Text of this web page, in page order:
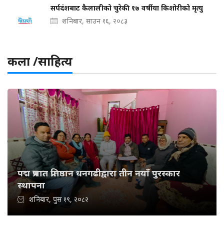
सर्पदंशबाट कैलालीको चुरेकी १७ वर्षीया किशोरीको मृत्यु
शनिबार, साउन १६, २०८३
कला /साहित्य
पद्म प्रभात प्रतिष्ठान धनगढीद्वारा तीन नयाँ पुरस्कार
स्थापना
शनिबार, पुस १९, २०८२